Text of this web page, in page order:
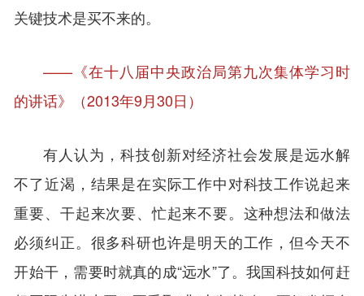
关键技术是买不来的。
——《在十八届中央政治局第九次集体学习时
的讲话》（2013年9月30日）
有人认为，科技创新对经济社会发展是远水解
不了近渴，结果是在实际工作中对科技工作说起来
重要、干起来次要、忙起来不要。这种想法和做法
必须纠正。很多科研也许是明天的工作，但今天不
开始干，需要时就真的成“远水”了。我国科技如何赶